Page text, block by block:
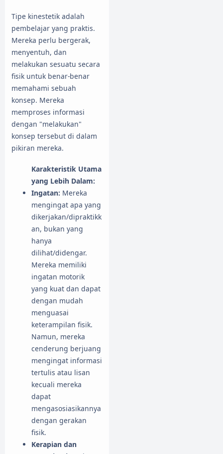
Tipe kinestetik adalah
pembelajar yang praktis.
Mereka perlu bergerak,
menyentuh, dan
melakukan sesuatu secara
fisik untuk benar-benar
memahami sebuah
konsep. Mereka
memproses informasi
dengan "melakukan"
konsep tersebut di dalam
pikiran mereka.
Karakteristik Utama
yang Lebih Dalam:
Ingatan: Mereka
mengingat apa yang
dikerjakan/dipraktikk
an, bukan yang
hanya
dilihat/didengar.
Mereka memiliki
ingatan motorik
yang kuat dan dapat
dengan mudah
menguasai
keterampilan fisik.
Namun, mereka
cenderung berjuang
mengingat informasi
tertulis atau lisan
kecuali mereka
dapat
mengasosiasikannya
dengan gerakan
fisik.
Kerapian dan